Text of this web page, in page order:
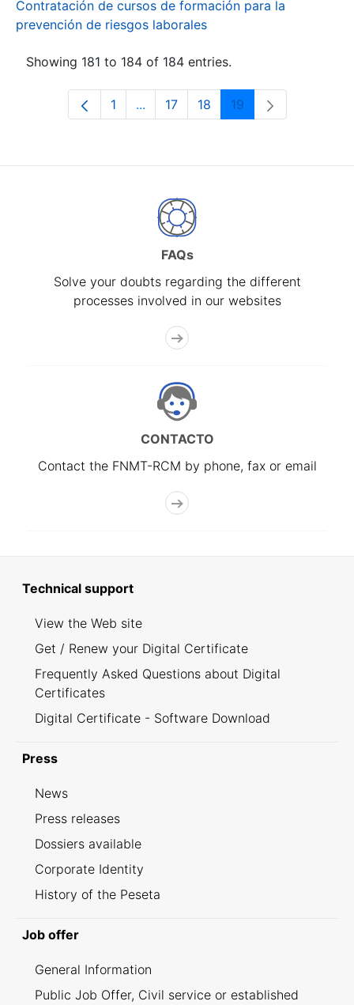
Contratación de cursos de formación para la
prevención de riesgos laborales
Showing 181 to 184 of 184 entries.
Page
1 ...Intermediate Pages Use TAB to
Page
17 Page
18 Page
19
FAQs
Solve your doubts regarding the different
processes involved in our websites
CONTACTO
Contact the FNMT-RCM by phone, fax or email
Technical support
View the Web site
Get / Renew your Digital Certificate
Frequently Asked Questions about Digital
Certificates
Digital Certificate - Software Download
Press
News
Press releases
Dossiers available
Corporate Identity
History of the Peseta
Job offer
General Information
Public Job Offer, Civil service or established